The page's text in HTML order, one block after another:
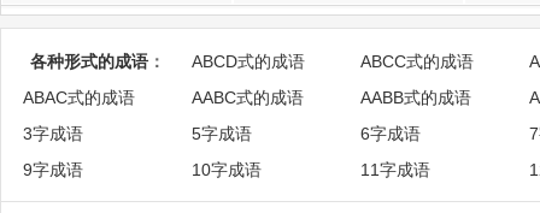
各种形式的成语 ： ABCD式的成语 ABCC式的成语
ABAC式的成语
AABC式的成语 AABB式的成语
3字成语
5字成语 6字成语
9字成语
10字成语 11字成语